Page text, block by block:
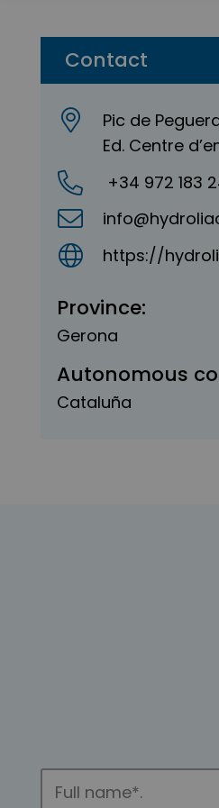
Contact
Pic de
Ed. Centre
+34 972 183
https://
Province:
Gerona
Autonomous
Cataluña